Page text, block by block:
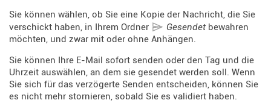
Sie können wählen, ob Sie eine Kopie der Nachricht, die Sie
verschickt haben, in Ihrem Ordner
Gesendet bewahren
möchten, und zwar mit oder ohne Anhängen.
Sie können Ihre E-Mail sofort senden oder den Tag und die
Uhrzeit auswählen, an dem sie gesendet werden soll. Wenn
Sie sich für das verzögerte Senden entscheiden, können Sie
es nicht mehr stornieren, sobald Sie es validiert haben.